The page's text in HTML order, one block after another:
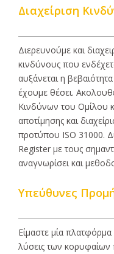
Διαχείριση
Διερευνούμε και
κινδύνους που
αυξάνεται η
έχουμε θέσει.
Κινδύνων του Ομίλου
αποτίμησης και
προτύπου ISO 31000.
Register με τους
αναγνωρίσει και
Υπεύθυνες
Είμαστε μία πλατφόρμα
λύσεις των κορυφαίων